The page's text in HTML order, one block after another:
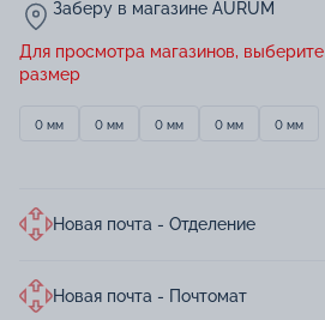
Заберу в магазине AURUM
Для просмотра магазинов, выберите
размер
0 мм 0 мм 0 мм 0 мм 0 мм
Новая почта - Отделение
Новая почта - Почтомат